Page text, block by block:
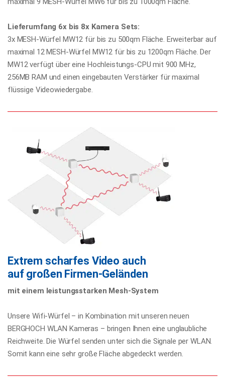
Lieferumfang 6x bis 8x Kamera Sets:
3x MESH-Würfel MW12 für bis zu 500qm Fläche. Erweiterbar auf
maximal 12 MESH-Würfel MW12 für bis zu 1200qm Fläche. Der
MW12 verfügt über eine Hochleistungs-CPU mit 900 MHz,
256MB RAM und einen eingebauten Verstärker für maximal
flüssige Videowiedergabe.
Extrem scharfes Video auch
auf großen Firmen-Geländen
mit einem leistungsstarken Mesh-System
Unsere Wifi-Würfel – in Kombination mit unseren neuen
BERGHOCH WLAN Kameras – bringen Ihnen eine unglaubliche
Reichweite. Die Würfel senden unter sich die Signale per WLAN.
Somit kann eine sehr große Fläche abgedeckt werden.